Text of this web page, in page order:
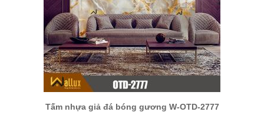
Tấm nhựa giả đá bóng gương W-OTD-2777